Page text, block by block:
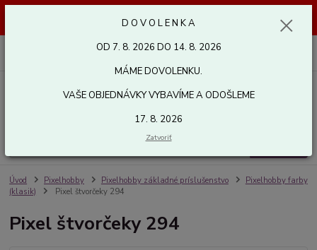
odošleme 17. 8. 2026. Ďakujeme.
Úvod Pixelhobby Pixelhobby základné príslušenstvo
Pixelhobby farby
(klasik)
Pixel štvorčeky 294
Pixel štvorčeky 294
D O V O L E N K A
OD 7. 8. 2026 DO 14. 8. 2026
MÁME DOVOLENKU.
VAŠE OBJEDNÁVKY VYBAVÍME A ODOŠLEME
17. 8. 2026
Zatvoriť